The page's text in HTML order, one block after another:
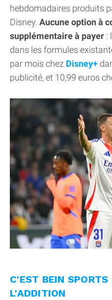
hebdomadaires produits
Disney. Aucune option à
supplémentaire à payer :
dans les formules
par mois chez Disney+
publicité, et 10,99 euros
C'EST BEIN SPORTS
L'ADDITION